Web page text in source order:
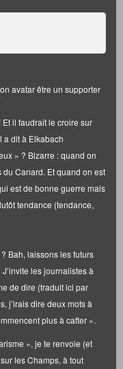
avatar être un supporter
il faudrait le croire sur
a dit à Elkabach
» ? Bizarre : quand on
du Canard. Et quand on est
est de bonne guerre mais
tendance (tendance,
Bah, laissons les futurs
les journalistes à
de dire (traduit ici par
j’irais dire deux mots à
plus à cafter ».
», je te renvoie (et
les Champs, à tout